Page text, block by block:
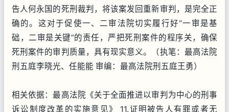
告人何永国的死刑裁判，将该案发回重新审判，是完全正
确的。这对于促使一、二审法院切实履行好“一审是基
础，二审是关键”的责任，严把死刑案件的程序关，确保
死刑案件的审判质量，具有现实意义。（执笔：最高法院
刑五庭李晓光、任能能 审编：最高法院刑五庭王勇）
相关依据：最高法院《关于全面推进以审判为中心的刑事
诉讼制度改革的实施意见》 11.证明被告人有罪或者无